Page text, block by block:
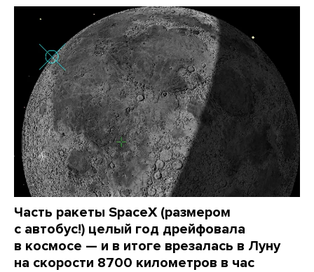
Часть ракеты SpaceX (размером
с автобус!) целый год дрейфовала
в космосе — и в итоге врезалась в Луну
на скорости 8700 километров в час